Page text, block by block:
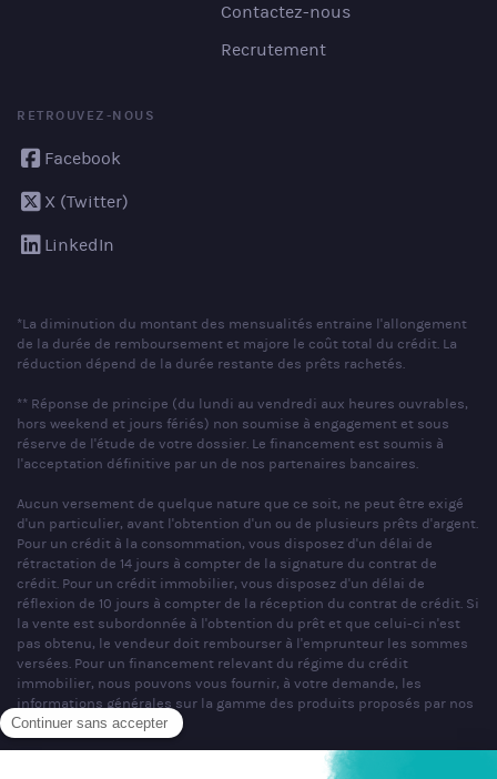
Contactez-nous
Recrutement
RETROUVEZ-NOUS
Facebook
X (Twitter)
LinkedIn
*La diminution du montant des mensualités entraine l'allongement
de la durée de remboursement et majore le coût total du crédit. La
réduction dépend de la durée restante des prêts rachetés.
** Réponse de principe (du lundi au vendredi aux heures ouvrables,
hors weekend et jours fériés) non soumise à engagement et sous
réserve de l'étude de votre dossier. Le financement est soumis à
l'acceptation définitive par un de nos partenaires bancaires.
Aucun versement de quelque nature que ce soit, ne peut être exigé
d'un particulier, avant l'obtention d'un ou de plusieurs prêts d'argent.
Pour un crédit à la consommation, vous disposez d'un délai de
rétractation de 14 jours à compter de la signature du contrat de
crédit. Pour un crédit immobilier, vous disposez d'un délai de
réflexion de 10 jours à compter de la réception du contrat de crédit. Si
la vente est subordonnée à l'obtention du prêt et que celui-ci n'est
pas obtenu, le vendeur doit rembourser à l'emprunteur les sommes
versées. Pour un financement relevant du régime du crédit
immobilier, nous pouvons vous fournir, à votre demande, les
informations générales sur la gamme des produits proposés par nos
partenaires bancaires.
SAS PARTNERS FINANCES au capital de 1 000 000 € - R.C.S. Nancy